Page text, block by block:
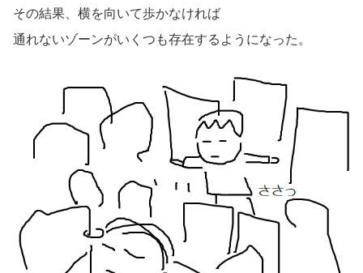
その結果、横を向いて歩かなければ
通れないゾーンがいくつも存在するようになった。